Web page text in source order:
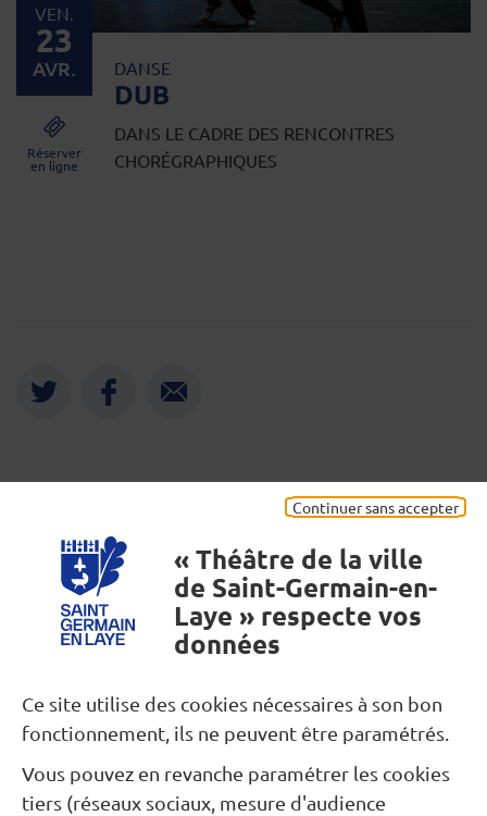
Continuer sans accepter
« Théâtre de la ville
de Saint-Germain-en-
Laye » respecte vos
données
Ce site utilise des cookies nécessaires à son bon
fonctionnement, ils ne peuvent être paramétrés.
Vous pouvez en revanche paramétrer les cookies
tiers (réseaux sociaux, mesure d'audience
DANSE
DUB
DANS LE CADRE DES RENCONTRES
CHORÉGRAPHIQUES
VEN.
23
AVR.
Réserver
en ligne
Nous contacter
Restons connectés...